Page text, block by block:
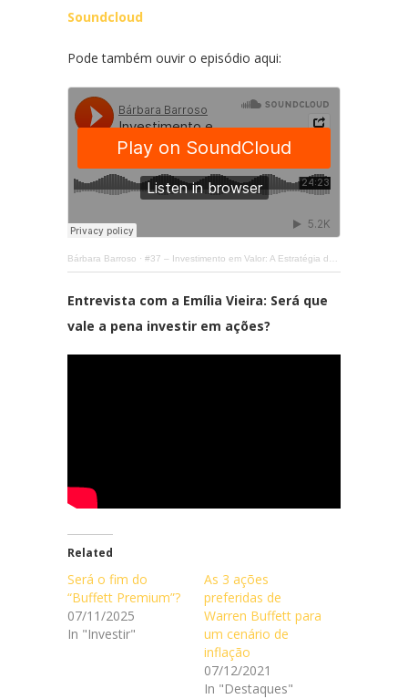
Soundcloud
Pode também ouvir o episódio aqui:
Bárbara Barroso · #37 – Investimento em Valor: A Estratégia de Warren Buffett
Entrevista com a Emília Vieira: Será que
vale a pena investir em ações?
Related
Será o fim do
“Buffett Premium”?
07/11/2025
In "Investir"
As 3 ações
preferidas de
Warren Buffett para
um cenário de
inflação
07/12/2021
In "Destaques"